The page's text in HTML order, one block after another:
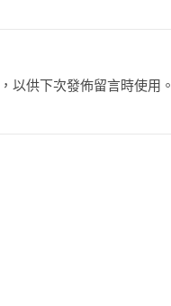
以供下次發佈留言時使用。